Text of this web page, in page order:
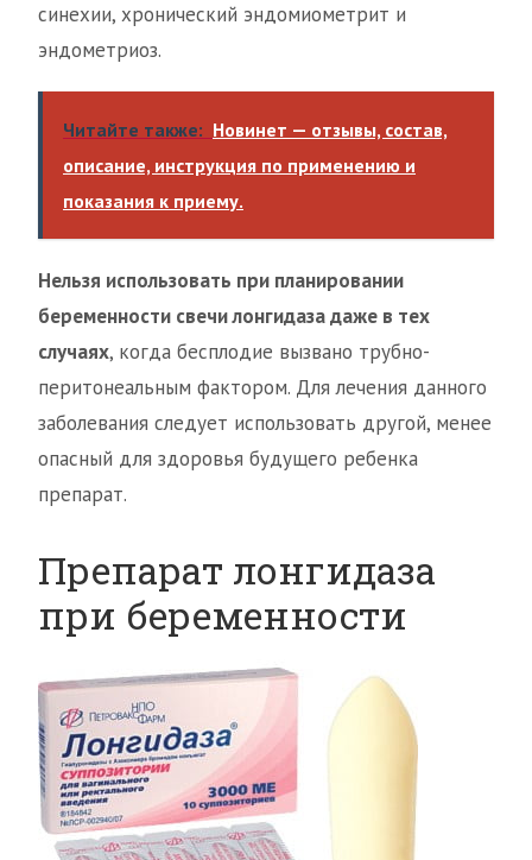
синехии, хронический эндомиометрит и
эндометриоз.
Читайте также: Новинет — отзывы, состав,
описание, инструкция по применению и
показания к приему.
Нельзя использовать при планировании
беременности свечи лонгидаза даже в тех
случаях, когда бесплодие вызвано трубно-
перитонеальным фактором. Для лечения данного
заболевания следует использовать другой, менее
опасный для здоровья будущего ребенка
препарат.
Препарат лонгидаза
при беременности